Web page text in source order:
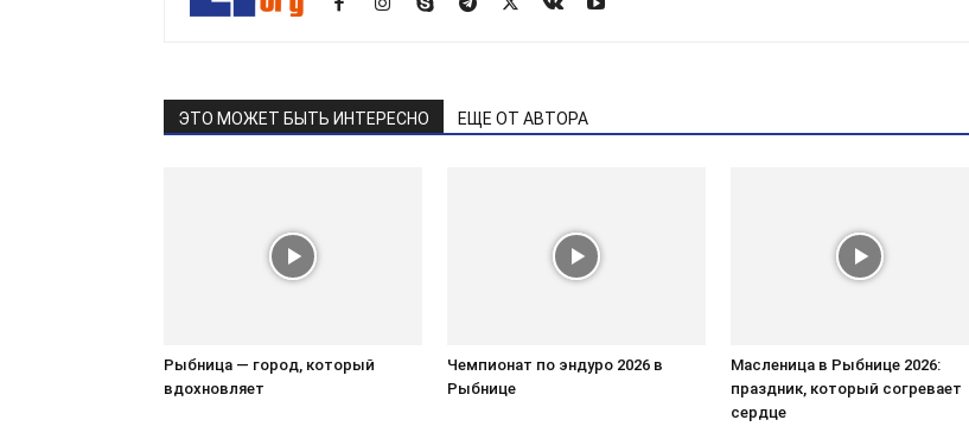
ЭТО МОЖЕТ БЫТЬ ИНТЕРЕСНО ЕЩЕ ОТ АВТОРА
Рыбница — город, который
вдохновляет
Чемпионат по эндуро 2026 в
Рыбнице
Масленица в Рыбнице 2026:
праздник, который согревает
сердце